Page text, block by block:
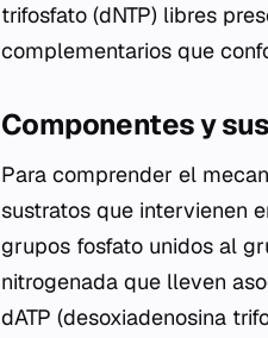
trifosfato (dNTP) libres
complementarios que
Componentes y
Para comprender el
sustratos que intervienen
grupos fosfato unidos al
nitrogenada que lleven
dATP (desoxiadenosina